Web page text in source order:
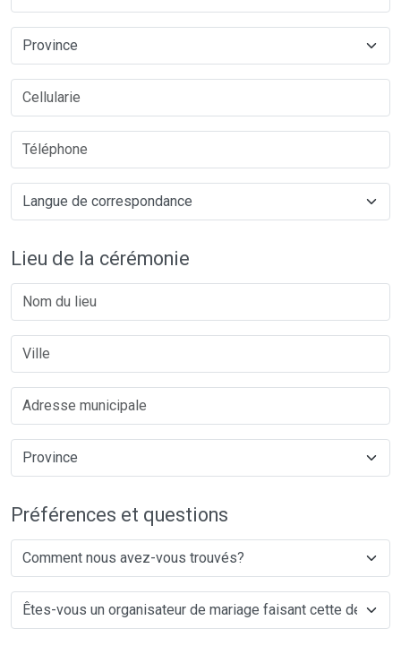
Lieu de la cérémonie
Préférences et questions